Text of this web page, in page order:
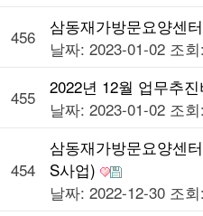
456
삼동재가방문요양센
날짜: 2023-01-02 조
455
2022년 12월 업무추
날짜: 2023-01-02 조
454
삼동재가방문요양센
S사업)
날짜: 2022-12-30 조